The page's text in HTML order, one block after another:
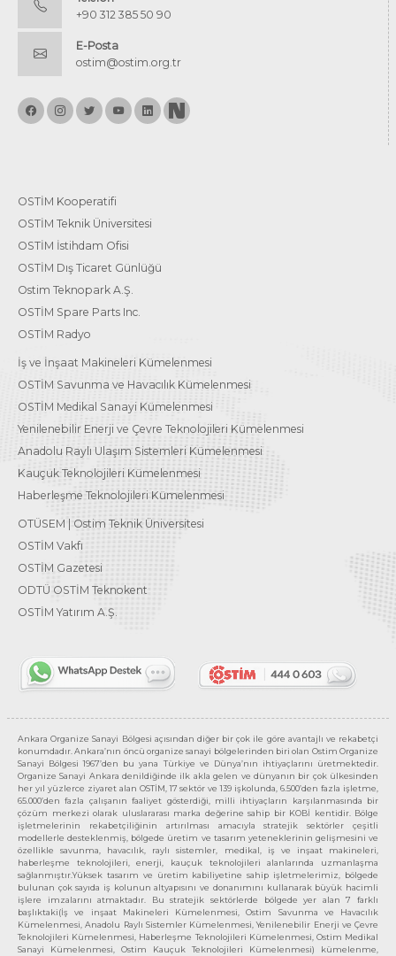
+90 312 385 50 90
E-Posta
ostim@ostim.org.tr
OSTİM Kooperatifi
OSTİM Teknik Üniversitesi
OSTİM İstihdam Ofisi
OSTİM Dış Ticaret Günlüğü
Ostim Teknopark A.Ş.
OSTİM Spare Parts Inc.
OSTİM Radyo
İş ve İnşaat Makineleri Kümelenmesi
OSTİM Savunma ve Havacılık Kümelenmesi
OSTİM Medikal Sanayi Kümelenmesi
Yenilenebilir Enerji ve Çevre Teknolojileri Kümelenmesi
Anadolu Raylı Ulaşım Sistemleri Kümelenmesi
Kauçuk Teknolojileri Kümelenmesi
Haberleşme Teknolojileri Kümelenmesi
OTÜSEM | Ostim Teknik Üniversitesi
OSTİM Vakfı
OSTİM Gazetesi
ODTÜ OSTİM Teknokent
OSTİM Yatırım A.Ş.
Ankara Organize Sanayi Bölgesi açısından diğer bir çok ile göre avantajlı ve rekabetçi
konumdadır. Ankara’nın öncü organize sanayi bölgelerinden biri olan Ostim Organize
Sanayi Bölgesi 1967’den bu yana Türkiye ve Dünya’nın ihtiyaçlarını üretmektedir.
Organize Sanayi Ankara denildiğinde ilk akla gelen ve dünyanın bir çok ülkesinden
her yıl yüzlerce ziyaret alan OSTİM, 17 sektör ve 139 işkolunda, 6.500’den fazla işletme,
65.000’den fazla çalışanın faaliyet gösterdiği, milli ihtiyaçların karşılanmasında bir
çözüm merkezi olarak uluslararası marka değerine sahip bir KOBİ kentidir. Bölge
işletmelerinin rekabetçiliğinin artırılması amacıyla stratejik sektörler çeşitli
modellerle desteklenmiş, bölgede üretim ve tasarım yeteneklerinin gelişmesini ve
özellikle savunma, havacılık, raylı sistemler, medikal, iş ve inşaat makineleri,
haberleşme teknolojileri, enerji, kauçuk teknolojileri alanlarında uzmanlaşma
sağlanmıştır.Yüksek tasarım ve üretim kabiliyetine sahip işletmelerimiz, bölgede
bulunan çok sayıda iş kolunun altyapısını ve donanımını kullanarak büyük hacimli
işlere imzalarını atmaktadır. Bu stratejik sektörlerde bölgede yer alan 7 farklı
başlıktaki(İş ve inşaat Makineleri Kümelenmesi, Ostim Savunma ve Havacılık
Kümelenmesi, Anadolu Raylı Sistemler Kümelenmesi, Yenilenebilir Enerji ve Çevre
Teknolojileri Kümelenmesi, Haberleşme Teknolojileri Kümelenmesi, Ostim Medikal
Sanayi Kümelenmesi, Ostim Kauçuk Teknolojileri Kümelenmesi) kümelenme,